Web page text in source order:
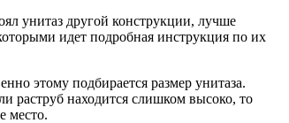
унитаз другой конструкции, лучше
идет подробная инструкция по их
этому подбирается размер унитаза.
раструб находится слишком высоко, то
место.